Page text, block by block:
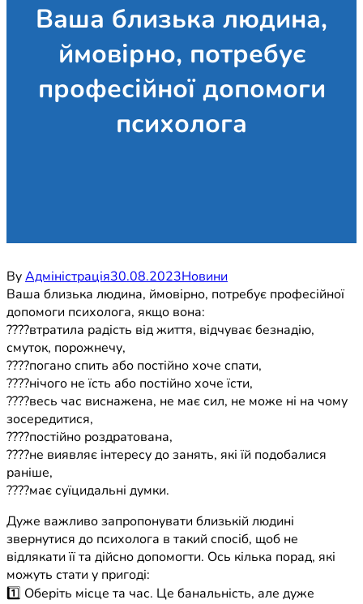
Ваша близька людина,
ймовірно, потребує
професійної допомоги
психолога
ByАдміністрація30.08.2023Новини
Ваша близька людина, ймовірно, потребує професійної
допомоги психолога, якщо вона:
????втратила радість від життя, відчуває безнадію,
смуток, порожнечу,
????погано спить або постійно хоче спати,
????нічого не їсть або постійно хоче їсти,
????весь час виснажена, не має сил, не може ні на чому
зосередитися,
????постійно роздратована,
????не виявляє інтересу до занять, які їй подобалися
раніше,
????має суїцидальні думки.
Дуже важливо запропонувати близькій людині
звернутися до психолога в такий спосіб, щоб не
відлякати її та дійсно допомогти. Ось кілька порад, які
можуть стати у пригоді:
1️⃣ Оберіть місце та час. Це банальність, але дуже